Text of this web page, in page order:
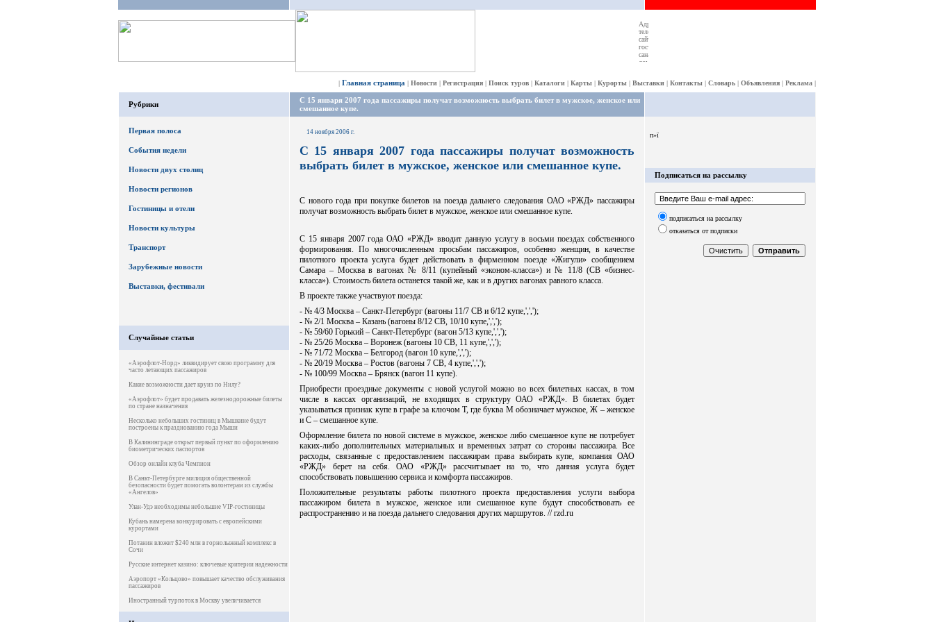
| Главная страница | Новости | Регистрация | Поиск туров | Каталоги | Карты | Курорты | Выставки | Контакты | Словарь | Объявления | Реклама |
Рубрики
Первая полоса
События недели
Новости двух столиц
Новости регионов
Гостиницы и отели
Новости культуры
Транспорт
Зарубежные новости
Выставки, фестивали
Случайные статьи
«Аэрофлот-Норд» ликвидирует свою программу для
часто летающих пассажиров
Какие возможности дает круиз по Нилу?
«Аэрофлот» будет продавать железнодорожные билеты
по стране назначения
Несколько небольших гостиниц в Мышкине будут
построены к празднованию года Мыши
В Калининграде открыт первый пункт по оформлению
биометрических паспортов
Обзор онлайн клуба Чемпион
В Санкт-Петербурге милиция общественной
безопасности будет помогать волонтерам из службы
«Ангелов»
Улан-Удэ необходимы небольшие VIP-гостиницы
Кубань намерена конкурировать с европейскими
курортами
Потанин вложит $240 млн в горнолыжный комплекс в
Сочи
Русские интернет казино: ключевые критерии надежности
Аэропорт «Кольцово» повышает качество обслуживания
пассажиров
Иностранный турпоток в Москву увеличивается
С 15 января 2007 года пассажиры получат возможность выбрать билет в мужское, женское или
смешанное купе.
14 ноября 2006 г.
С 15 января 2007 года пассажиры получат возможность
выбрать билет в мужское, женское или смешанное купе.
С нового года при покупке билетов на поезда дальнего следования ОАО «РЖД» пассажиры
получат возможность выбрать билет в мужское, женское или смешанное купе.
С 15 января 2007 года ОАО «РЖД» вводит данную услугу в восьми поездах собственного
формирования. По многочисленным просьбам пассажиров, особенно женщин, в качестве
пилотного проекта услуга будет действовать в фирменном поезде «Жигули» сообщением
Самара – Москва в вагонах № 8/11 (купейный «эконом-класса») и № 11/8 (СВ «бизнес-
класса»). Стоимость билета останется такой же, как и в других вагонах равного класса.
В проекте также участвуют поезда:
- № 4/3 Москва – Санкт-Петербург (вагоны 11/7 СВ и 6/12 купе,',',');
- № 2/1 Москва – Казань (вагоны 8/12 СВ, 10/10 купе,',',');
- № 59/60 Горький – Санкт-Петербург (вагон 5/13 купе,',',');
- № 25/26 Москва – Воронеж (вагоны 10 СВ, 11 купе,',',');
- № 71/72 Москва – Белгород (вагон 10 купе,',',');
- № 20/19 Москва – Ростов (вагоны 7 СВ, 4 купе,',',');
- № 100/99 Москва – Брянск (вагон 11 купе).
Приобрести проездные документы с новой услугой можно во всех билетных кассах, в том
числе в кассах организаций, не входящих в структуру ОАО «РЖД». В билетах будет
указываться признак купе в графе за ключом Т, где буква М обозначает мужское, Ж – женское
и С – смешанное купе.
Оформление билета по новой системе в мужское, женское либо смешанное купе не потребует
каких-либо дополнительных материальных и временных затрат со стороны пассажира. Все
расходы, связанные с предоставлением пассажирам права выбирать купе, компания ОАО
«РЖД» берет на себя. ОАО «РЖД» рассчитывает на то, что данная услуга будет
способствовать повышению сервиса и комфорта пассажиров.
Положительные результаты работы пилотного проекта предоставления услуги выбора
пассажиром билета в мужское, женское или смешанное купе будут способствовать ее
распространению и на поезда дальнего следования других маршрутов. // rzd.ru
п»ї
Подписаться на рассылку
подписаться на рассылку
отказаться от подписки